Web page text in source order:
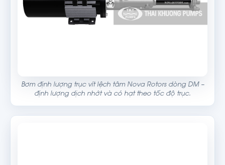
Bơm định lượng trục vít lệch tâm Nova Rotors dòng DM –
định lượng dịch nhớt và có hạt theo tốc độ trục.